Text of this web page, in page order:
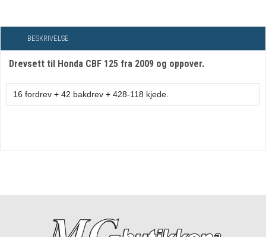
BESKRIVELSE
Drevsett til Honda CBF 125 fra 2009 og oppover.
16 fordrev + 42 bakdrev + 428-118 kjede.